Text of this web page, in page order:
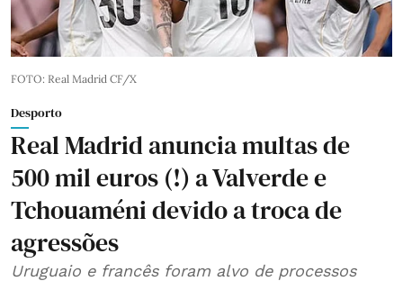
FOTO: Real Madrid CF/X
Desporto
Real Madrid anuncia multas de
500 mil euros (!) a Valverde e
Tchouaméni devido a troca de
agressões
Uruguaio e francês foram alvo de processos